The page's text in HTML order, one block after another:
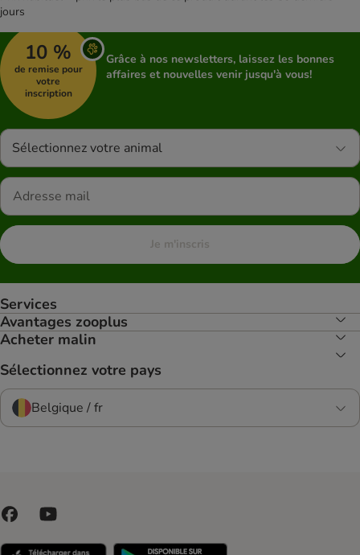
jours
10 %
de remise pour
votre
inscription
Grâce à nos newsletters, laissez les bonnes
affaires et nouvelles venir jusqu'à vous!
Sélectionnez votre animal
Je m'inscris
Services
Avantages zooplus
Acheter malin
Sélectionnez votre pays
Belgique / fr